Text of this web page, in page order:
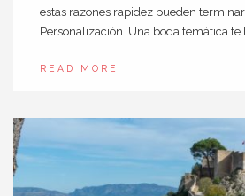
estas razones rapidez pueden
Personalización Una boda temática te
READ MORE